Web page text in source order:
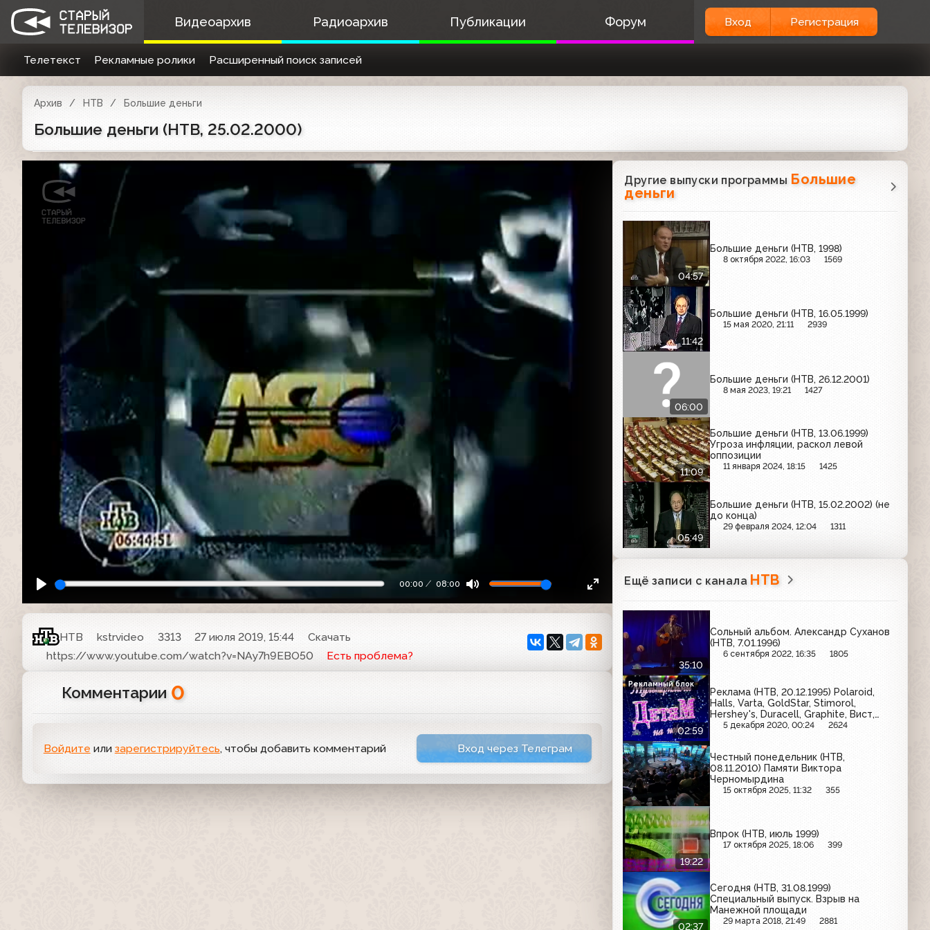
Видеоархив Радиоархив Публикации Форум Вход Регистрация
Телетекст Рекламные ролики Расширенный поиск записей
Архив НТВ Большие деньги
Большие деньги (НТВ, 25.02.2000)
00:00 08:00
НТВ kstrvideo 3313 27 июля 2019, 15:44
Скачать
https://www.youtube.com/watch?v=NAy7h9EBO50
Есть проблема?
Комментарии 0
Войдите или зарегистрируйтесь, чтобы добавить комментарий Вход через Телеграм
Другие выпуски программы Большие
деньги
04:57
Большие деньги (НТВ, 1998)
8 октября 2022, 16:03 1569
11:42
Большие деньги (НТВ, 16.05.1999)
15 мая 2020, 21:11 2939
06:00
Большие деньги (НТВ, 26.12.2001)
8 мая 2023, 19:21 1427
11:09
Большие деньги (НТВ, 13.06.1999)
Угроза инфляции, раскол левой
оппозиции
11 января 2024, 18:15 1425
05:49
Большие деньги (НТВ, 15.02.2002) (не
до конца)
29 февраля 2024, 12:04 1311
Ещё записи с канала НТВ
35:10
Сольный альбом. Александр Суханов
(НТВ, 7.01.1996)
6 сентября 2022, 16:35 1805
02:59
Реклама (НТВ, 20.12.1995) Polaroid,
Halls, Varta, GoldStar, Stimorol,
Hershey's, Duracell, Graphite, Вист,
Kodak, Philips, Energizer
5 декабря 2020, 00:24 2624
Рекламный блок
Честный понедельник (НТВ,
08.11.2010) Памяти Виктора
Черномырдина
15 октября 2025, 11:32 355
19:22
Впрок (НТВ, июль 1999)
17 октября 2025, 18:06 399
02:37
Сегодня (НТВ, 31.08.1999)
Специальный выпуск. Взрыв на
Манежной площади
29 марта 2018, 21:49 2881